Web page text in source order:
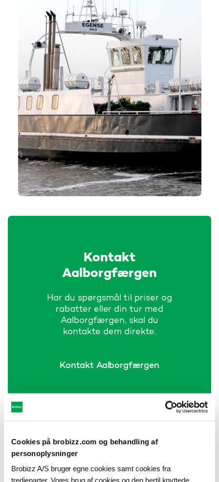
Cookies på brobizz.com og behandling af
personoplysninger
Brobizz A/S bruger egne cookies samt cookies fra
tredjeparter. Vores brug af cookies og den hertil knyttede
Kontakt
Aalborgfærgen
Har du spørgsmål til priser og
rabatter eller din tur med
Aalborgfærgen, skal du
kontakte dem direkte.
Kontakt Aalborgfærgen